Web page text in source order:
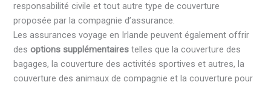
responsabilité civile et tout autre type de couverture
proposée par la compagnie d’assurance.
Les assurances voyage en Irlande peuvent également offrir
desoptions supplémentaires telles que la couverture des
bagages, la couverture des activités sportives et autres, la
couverture des animaux de compagnie et la couverture pour